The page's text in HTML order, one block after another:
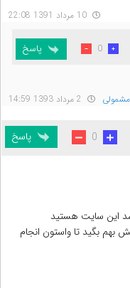
0 پاسخ
این سایت هستید
بگید تا واستون انجام
0 پاسخ